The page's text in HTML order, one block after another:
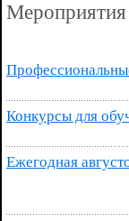
Мероприятия
Конкурсы для
Ежегодная